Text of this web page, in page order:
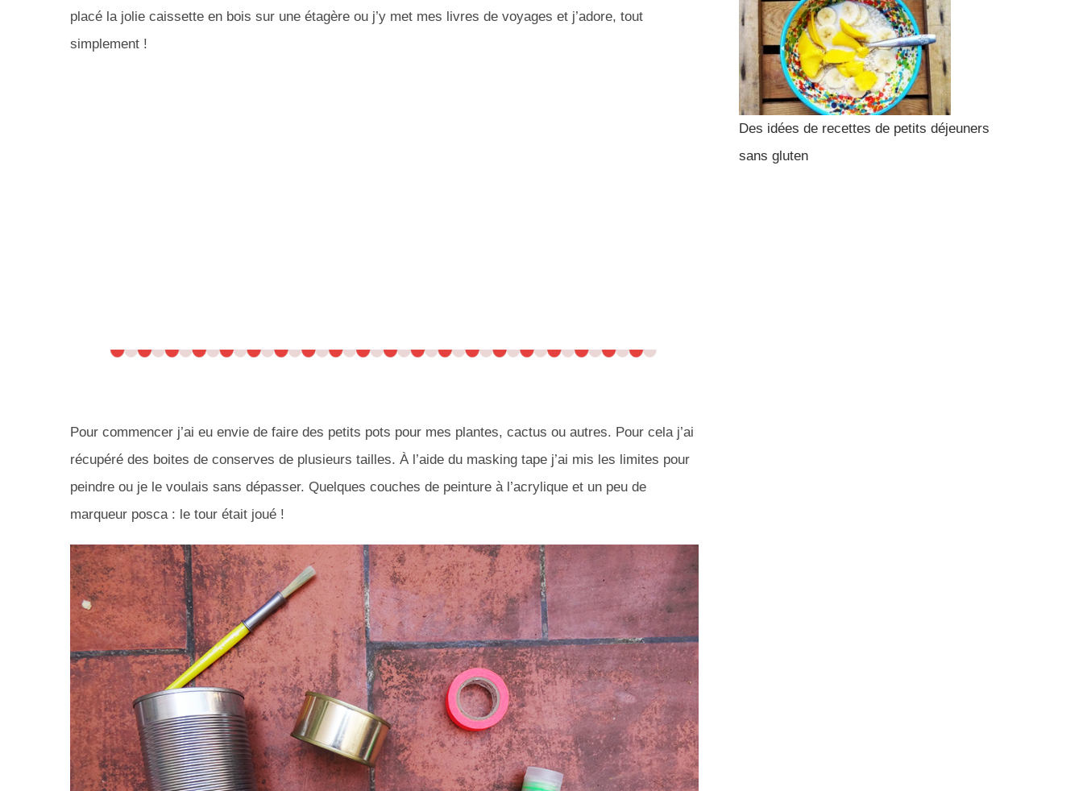
placé la jolie caissette en bois sur une étagère ou j’y met mes livres de voyages et j’adore, tout
simplement !
Pour commencer j’ai eu envie de faire des petits pots pour mes plantes, cactus ou autres. Pour cela j’ai
récupéré des boites de conserves de plusieurs tailles. À l’aide du masking tape j’ai mis les limites pour
peindre ou je le voulais sans dépasser. Quelques couches de peinture à l’acrylique et un peu de
marqueur posca : le tour était joué !
Des idées de recettes de petits déjeuners
sans gluten